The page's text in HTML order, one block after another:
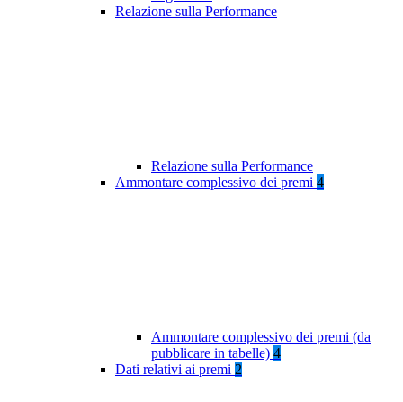
Relazione sulla Performance
Relazione sulla Performance
Ammontare complessivo dei premi 4
Ammontare complessivo dei premi (da
pubblicare in tabelle) 4
Dati relativi ai premi 2